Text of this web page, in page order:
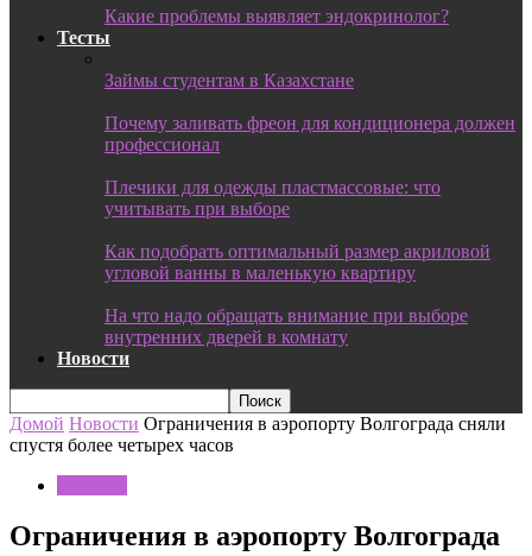
Какие проблемы выявляет эндокринолог?
Тесты
Займы студентам в Казахстане
Почему заливать фреон для кондиционера должен
профессионал
Плечики для одежды пластмассовые: что
учитывать при выборе
Как подобрать оптимальный размер акриловой
угловой ванны в маленькую квартиру
На что надо обращать внимание при выборе
внутренних дверей в комнату
Новости
Домой Новости Ограничения в аэропорту Волгограда сняли
спустя более четырех часов
Ограничения в аэропорту Волгограда